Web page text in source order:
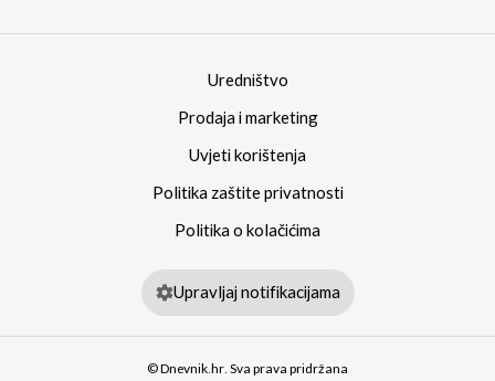
Uredništvo
Prodaja i marketing
Uvjeti korištenja
Politika zaštite privatnosti
Politika o kolačićima
Upravljaj notifikacijama
© Dnevnik.hr. Sva prava pridržana